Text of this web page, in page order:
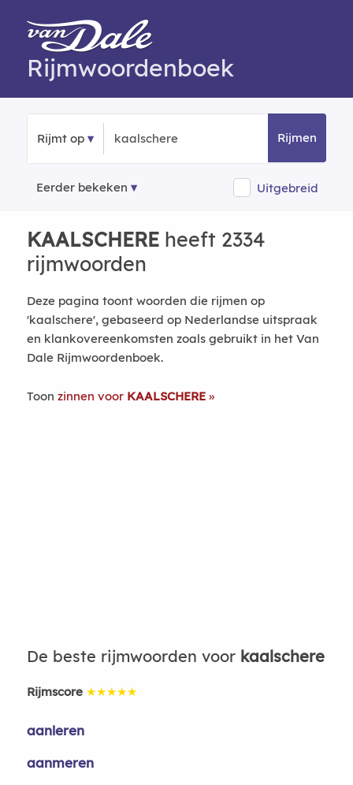
Rijmwoordenboek
Rijmt op Rijmen
Eerder bekeken Uitgebreid
KAALSCHEREheeft 2334
rijmwoorden
Deze pagina toont woorden die rijmen op
'kaalschere', gebaseerd op Nederlandse uitspraak
en klankovereenkomsten zoals gebruikt in het Van
Dale Rijmwoordenboek.
Toon zinnen voor KAALSCHERE
De beste rijmwoorden voor kaalschere
Rijmscore ★★★★★
aanleren
aanmeren